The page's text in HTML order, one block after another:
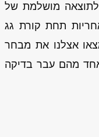
מושלמת של
תחת קורת גג
אצלנו את מבחר
מהם עבר בדיקה